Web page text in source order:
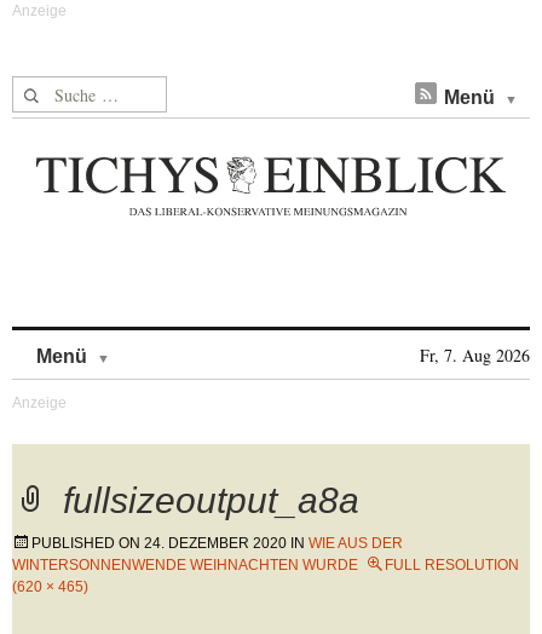
Suche nach: Menü
Menü Fr, 7. Aug 2026
fullsizeoutput_a8a
PUBLISHED ON 24. DEZEMBER 2020 IN WIE AUS DER
WINTERSONNENWENDE WEIHNACHTEN WURDE
FULL RESOLUTION
(620 × 465)